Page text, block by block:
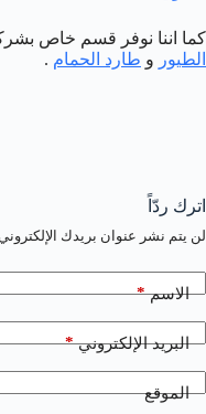
كما اننا نوفر قسم خاص
الطيور و طارد الحمام .
اترك ردّاً
لن يتم نشر عنوان بريدك الإلكتروني.
الاسم*
البريد الإلكتروني*
الموقع